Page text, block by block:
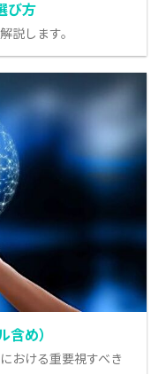
び方
説します。
め）
おける重要視すべき